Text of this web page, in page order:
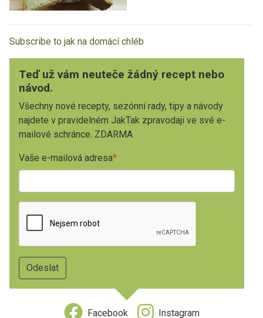
Subscribe to jak na domácí chléb
Teď už vám neuteče žádný recept nebo
návod.
Všechny nové recepty, sezónní rady, tipy a návody
najdete v pravidelném JakTak zpravodaji ve své e-
mailové schránce. ZDARMA.
Vaše e-mailová adresa
Facebook Instagram